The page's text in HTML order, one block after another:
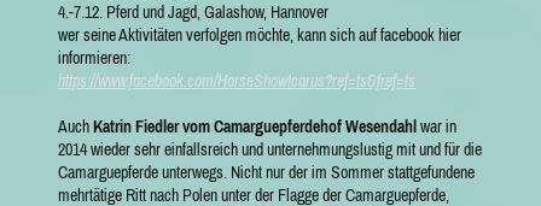
4.-7.12. Pferd und Jagd, Galashow, Hannover
wer seine Aktivitäten verfolgen möchte, kann sich auf facebook hier
informieren:
https://www.facebook.com/HorseShowIcarus?ref=ts&fref=ts
AuchKatrin Fiedler vom Camarguepferdehof Wesendahl war in
2014 wieder sehr einfallsreich und unternehmungslustig mit und für die
Camarguepferde unterwegs. Nicht nur der im Sommer stattgefundene
mehrtätige Ritt nach Polen unter der Flagge der Camarguepferde,